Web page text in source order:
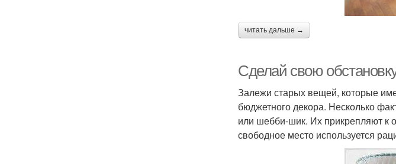
читать дальше →
Сделай свою
Залежи старых вещей, которые
бюджетного декора. Несколько
или шебби-шик. Их прикрепляют к
свободное место используется